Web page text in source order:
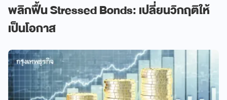
พลิกฟื้น Stressed Bonds: เปลี่ยนวิกฤติให้
เป็นโอกาส